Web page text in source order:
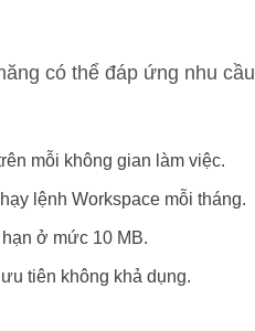
có thể đáp ứng nhu
mỗi không gian làm việc.
lệnh Workspace mỗi tháng.
ở mức 10 MB.
tiên không khả dụng.